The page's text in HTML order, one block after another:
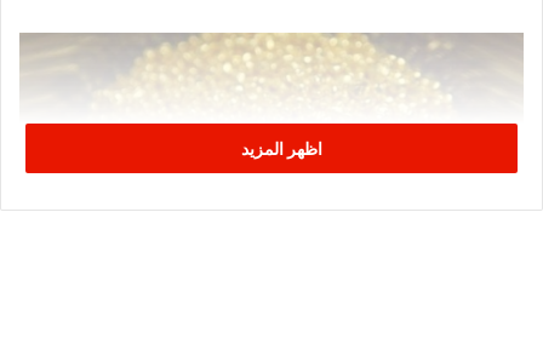
اظهر المزيد